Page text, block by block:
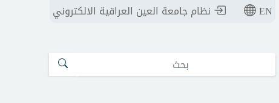
مجلات جامعة العين العلمية مراكز الجامعة
EN نظام جامعة العين العراقية الالكتروني